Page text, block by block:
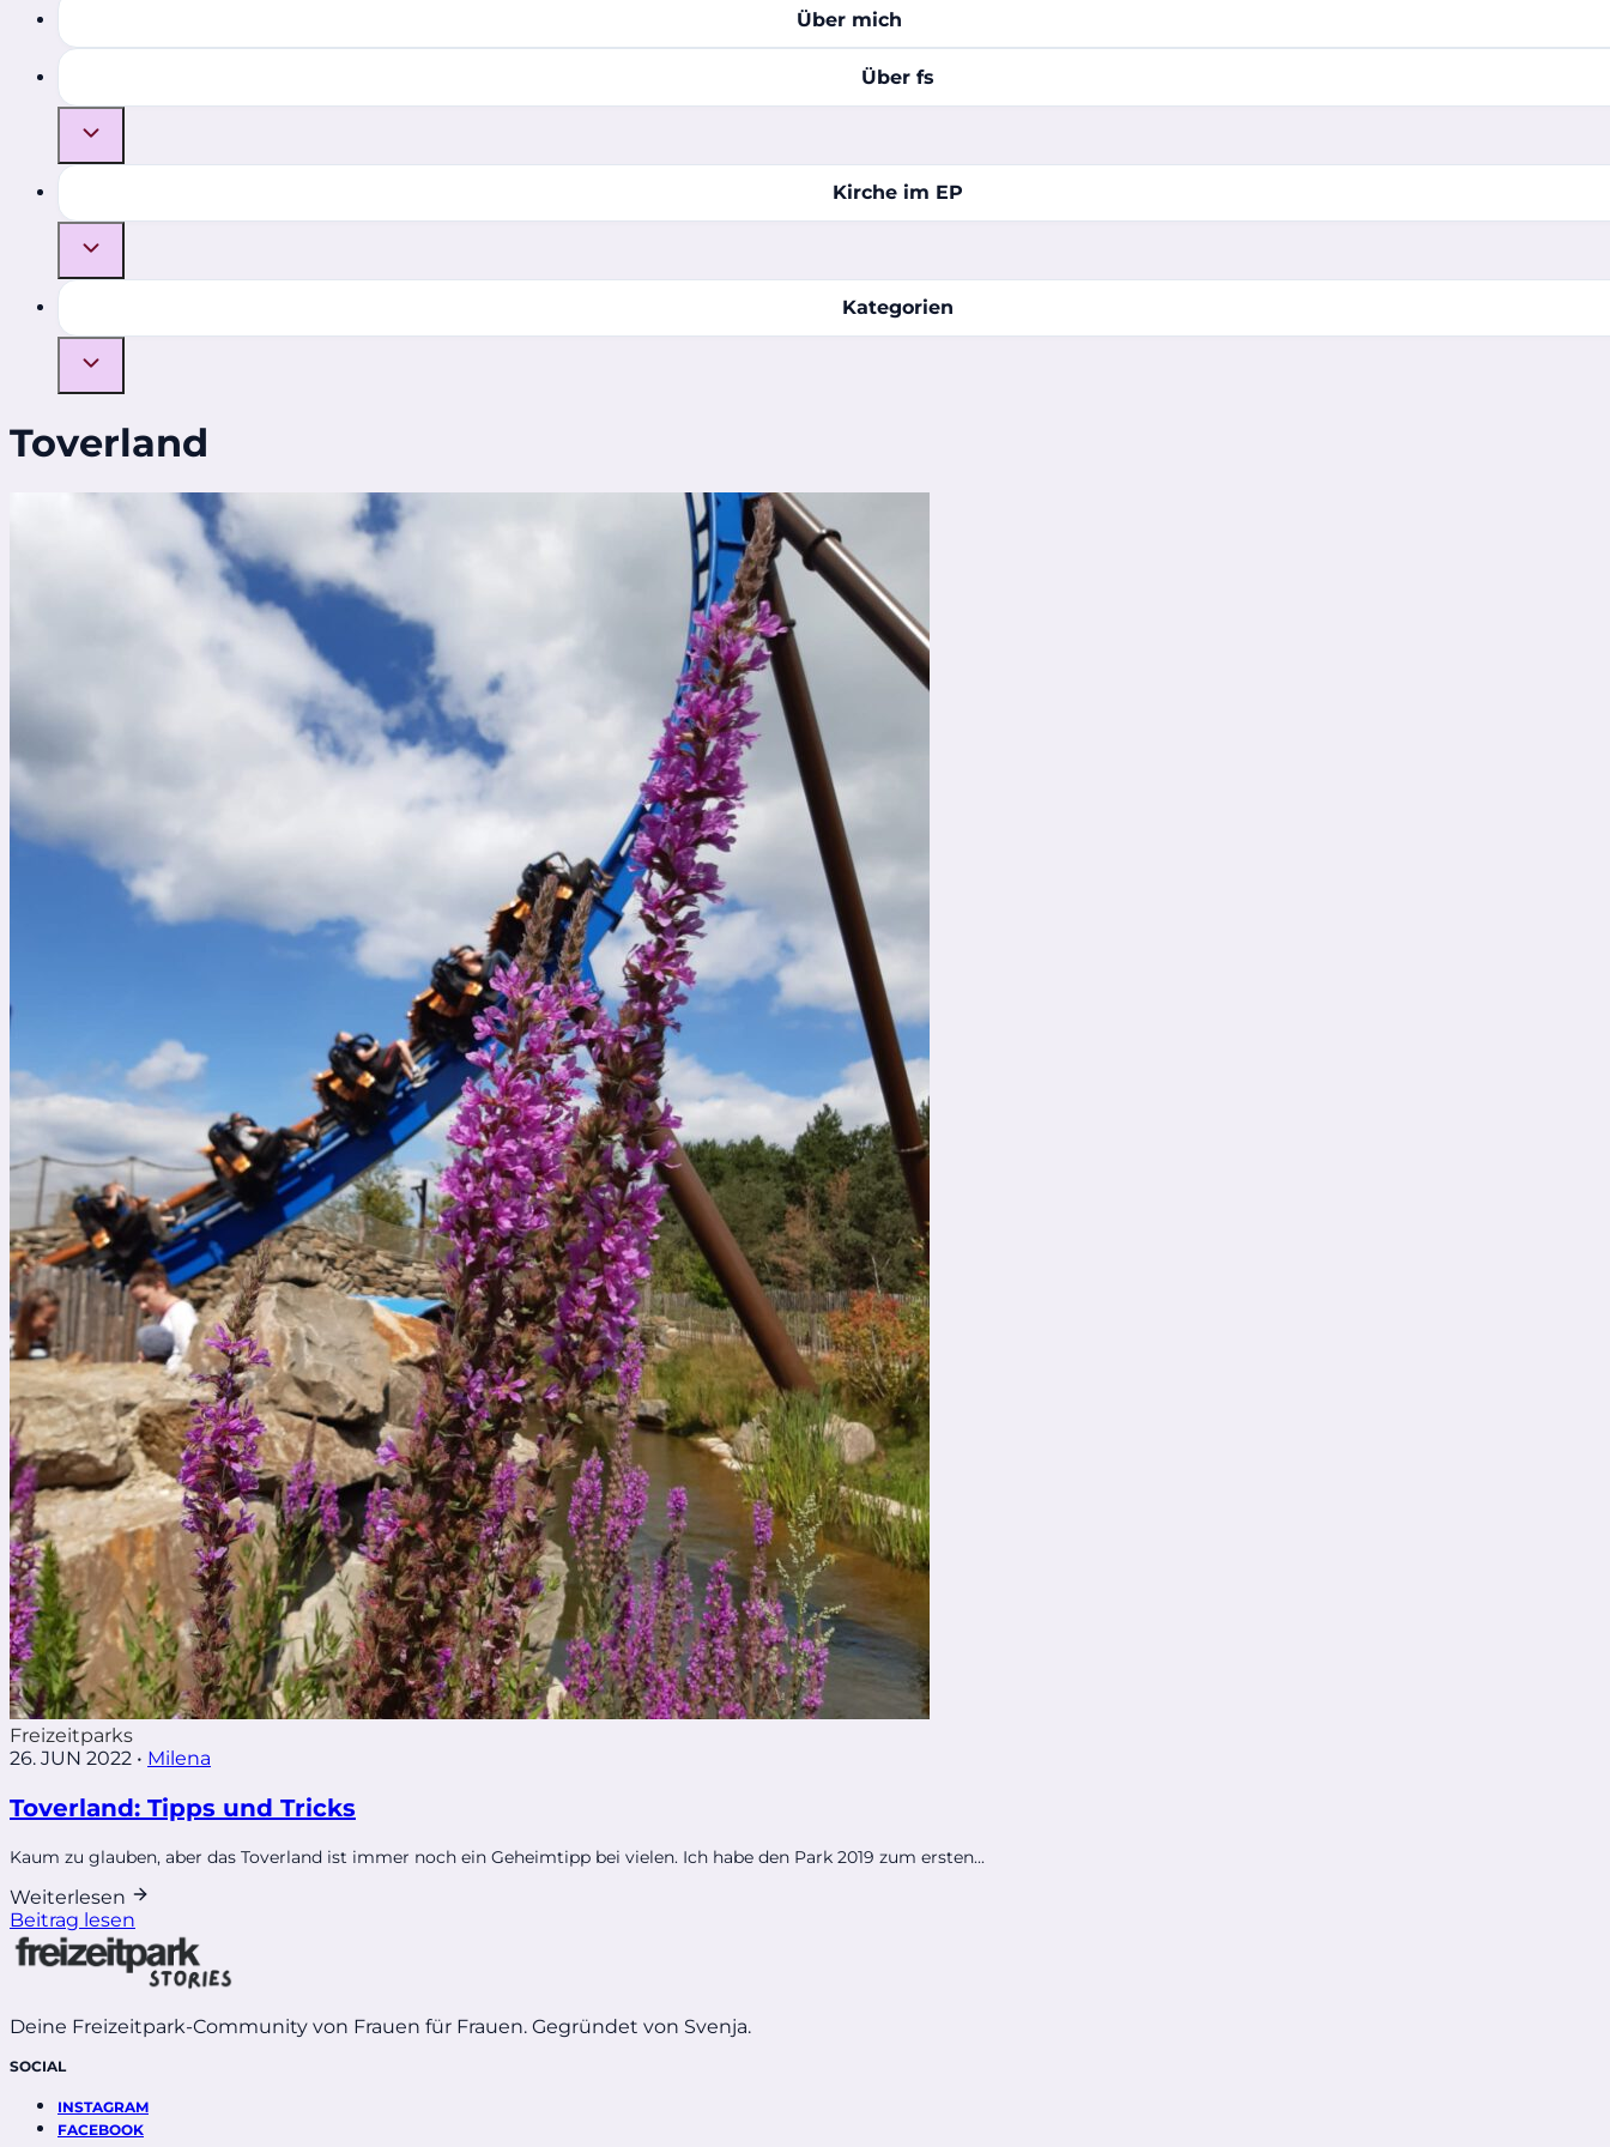
Über mich
Über fs
Kirche im EP
Kategorien
Toverland
Freizeitparks
26. JUN 2022 • Milena
Toverland: Tipps und Tricks
Kaum zu glauben, aber das Toverland ist immer noch ein Geheimtipp bei vielen. Ich habe den Park 2019 zum ersten...
Weiterlesen
Beitrag lesen
Deine Freizeitpark-Community von Frauen für Frauen. Gegründet von Svenja.
SOCIAL
INSTAGRAM
FACEBOOK